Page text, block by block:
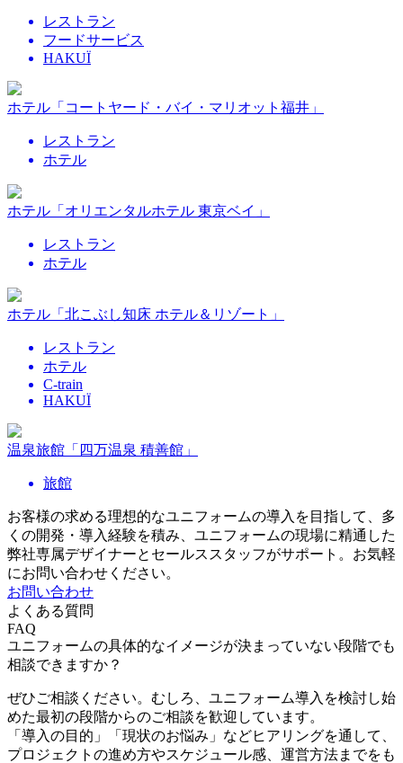
レストラン
フードサービス
HAKUÏ
ホテル「コートヤード・バイ・マリオット福井」
レストラン
ホテル
ホテル「オリエンタルホテル 東京ベイ」
レストラン
ホテル
ホテル「北こぶし知床 ホテル＆リゾート」
レストラン
ホテル
C-train
HAKUÏ
温泉旅館「四万温泉 積善館」
旅館
お客様の求める理想的なユニフォームの導入を目指して、多
くの開発・導入経験を積み、ユニフォームの現場に精通した
弊社専属デザイナーとセールススタッフがサポート。お気軽
にお問い合わせください。
お問い合わせ
よくある質問
FAQ
ユニフォームの具体的なイメージが決まっていない段階でも
相談できますか？
ぜひご相談ください。むしろ、ユニフォーム導入を検討し始
めた最初の段階からのご相談を歓迎しています。
「導入の目的」「現状のお悩み」などヒアリングを通して、
プロジェクトの進め方やスケジュール感、運営方法までをも